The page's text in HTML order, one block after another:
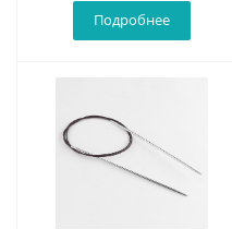
Подробнее